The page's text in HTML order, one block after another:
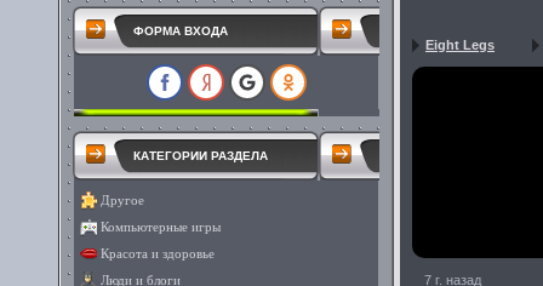
ФОРМА ВХОДА
КАТЕГОРИИ РАЗДЕЛА
Другое
Компьютерные игры
Красота и здоровье
Люди и блоги
Eight Legs
7 г. назад